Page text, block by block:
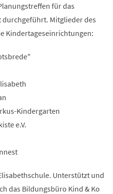
für das
Mitglieder des
Kindertageseinrichtungen:
Kindergarten
e.V.
Unterstützt und
das Bildungsbüro Kind & Ko